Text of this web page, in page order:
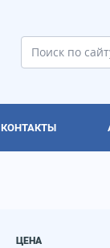
КОНТАКТЫ
ЦЕНА